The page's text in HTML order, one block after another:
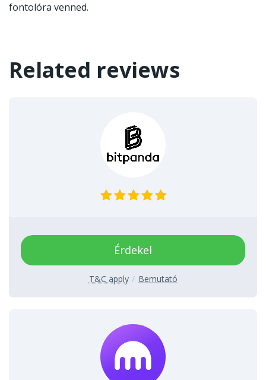
fontolóra venned.
Related reviews
Érdekel
T&C apply Bemutató